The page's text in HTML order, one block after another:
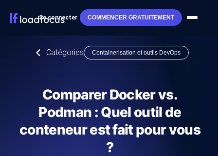
Se connecter COMMENCER GRATUITEMENT
Catégories Containerisation et outils DevOps
Comparer Docker vs.
Podman : Quel outil de
conteneur est fait pour vous
?